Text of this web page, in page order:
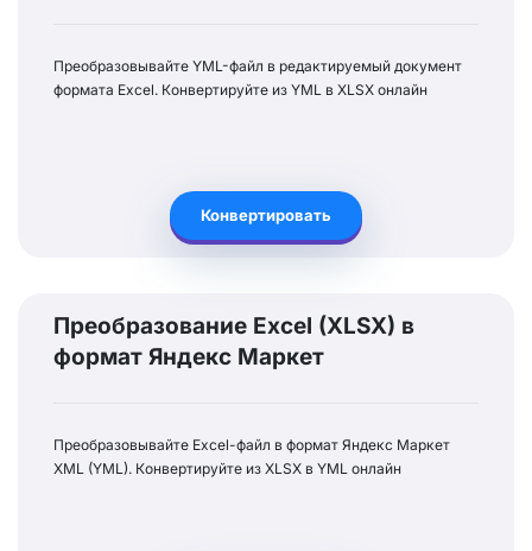
Преобразовывайте YML-файл в редактируемый документ
формата Excel. Конвертируйте из YML в XLSX онлайн
Конвертировать
Преобразование Excel (XLSX) в
формат Яндекс Маркет
Преобразовывайте Excel-файл в формат Яндекс Маркет
XML (YML). Конвертируйте из XLSX в YML онлайн